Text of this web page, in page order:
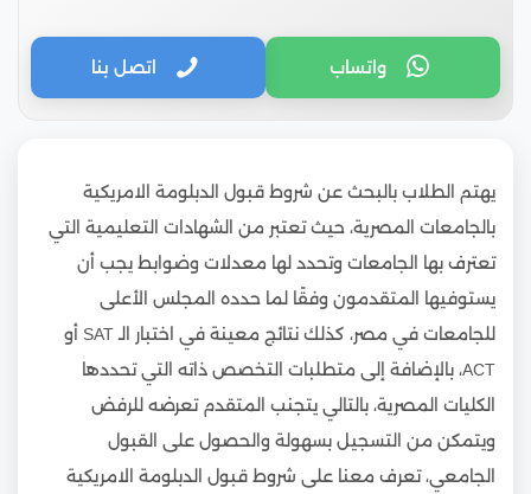
واتساب اتصل بنا
يهتم الطلاب بالبحث عن شروط قبول الدبلومة الامريكية
بالجامعات المصرية، حيث تعتبر من الشهادات التعليمية التي
تعترف بها الجامعات وتحدد لها معدلات وضوابط يجب أن
يستوفيها المتقدمون وفقًا لما حدده المجلس الأعلى
للجامعات في مصر، كذلك نتائج معينة في اختبار الـ SAT أو
ACT، بالإضافة إلى متطلبات التخصص ذاته التي تحددها
الكليات المصرية، بالتالي يتجنب المتقدم تعرضه للرفض
ويتمكن من التسجيل بسهولة والحصول على القبول
الجامعي، تعرف معنا على شروط قبول الدبلومة الامريكية